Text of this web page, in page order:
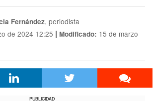
Fernández, periodista
de 2024 12:25 | Modificado: 15 de marzo
PUBLICIDAD